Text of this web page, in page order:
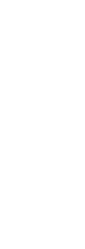
ad alte prestazioni
migliori prodotti per